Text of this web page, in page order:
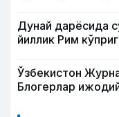
Дунай дарёсида
йиллик Рим
Ўзбекистон
Блогерлар